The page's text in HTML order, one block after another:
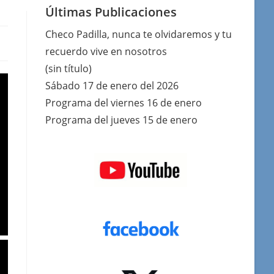
Últimas Publicaciones
Checo Padilla, nunca te olvidaremos y tu
recuerdo vive en nosotros
(sin título)
Sábado 17 de enero del 2026
Programa del viernes 16 de enero
Programa del jueves 15 de enero